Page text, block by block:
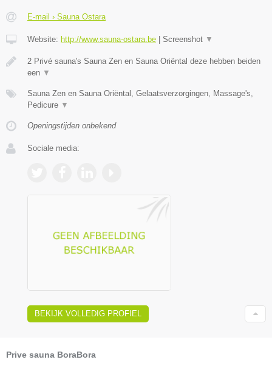
E-mail › Sauna Ostara
Website: http://www.sauna-ostara.be | Screenshot ▼
2 Privé sauna's Sauna Zen en Sauna Oriëntal deze hebben beiden
een ▼
Sauna Zen en Sauna Oriëntal, Gelaatsverzorgingen, Massage's,
Pedicure ▼
Openingstijden onbekend
Sociale media:
BEKIJK VOLLEDIG PROFIEL
Prive sauna BoraBora